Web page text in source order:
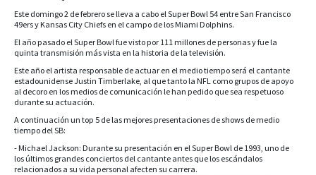
Este domingo 2 de febrero se lleva a cabo el Super Bowl 54 entre San Francisco
49ers y Kansas City Chiefs en el campo de los Miami Dolphins.
El año pasado el Super Bowl fue visto por 111 millones de personas y fue la
quinta transmisión más vista en la historia de la televisión.
Este año el artista responsable de actuar en el medio tiempo será el cantante
estadounidense Justin Timberlake, al que tanto la NFL como grupos de apoyo
al decoro en los medios de comunicación le han pedido que sea respetuoso
durante su actuación.
A continuación un top 5 de las mejores presentaciones de shows de medio
tiempo del SB:
- Michael Jackson: Durante su presentación en el Super Bowl de 1993, uno de
los últimos grandes conciertos del cantante antes que los escándalos
relacionados a su vida personal afecten su carrera.